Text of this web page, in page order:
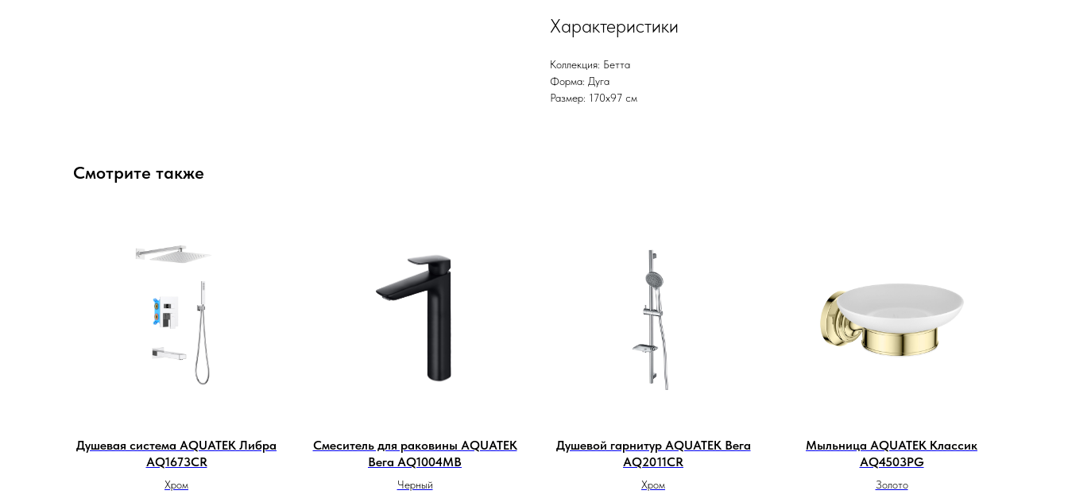
Характеристики
Коллекция: Бетта
Форма: Дуга
Размер: 170х97 см
Смотрите также
Душевая система AQUATEK Либра
AQ1673CR
Хром
Смеситель для раковины AQUATEK
Вега AQ1004MB
Черный
Душевой гарнитур AQUATEK Вега
AQ2011CR
Хром
Мыльница AQUATEK Классик
AQ4503PG
Золото